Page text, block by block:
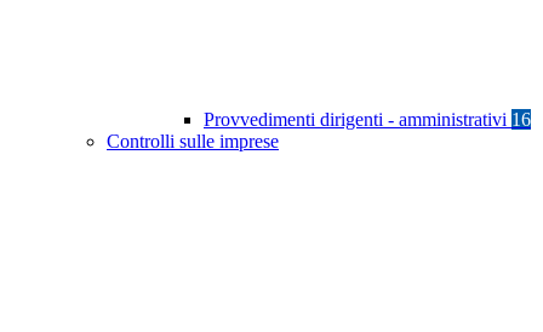
Provvedimenti dirigenti - amministrativi 16
Controlli sulle imprese